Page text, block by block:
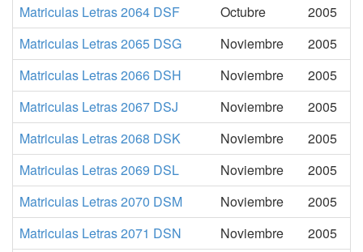
Matriculas Letras 2064 DSF
Octubre
2005
Matriculas Letras 2065 DSG
Noviembre
2005
Matriculas Letras 2066 DSH
Noviembre
2005
Matriculas Letras 2067 DSJ
Noviembre
2005
Matriculas Letras 2068 DSK
Noviembre
2005
Matriculas Letras 2069 DSL
Noviembre
2005
Matriculas Letras 2070 DSM
Noviembre
2005
Matriculas Letras 2071 DSN
Noviembre
2005